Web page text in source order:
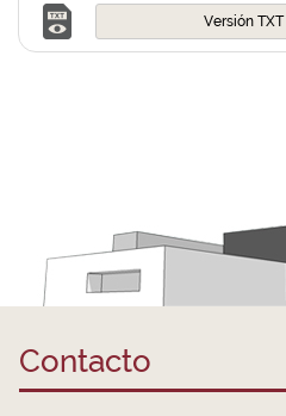
Versión TXT
Contacto